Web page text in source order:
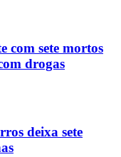
com sete mortos
drogas
deixa sete